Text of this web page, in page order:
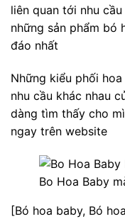
liên quan tới nhu
những sản phẩm bó
đáo nhất
Những kiểu phối
nhu cầu khác nhau
dàng tìm thấy cho
ngay trên website
Bo Hoa Baby
[Bó hoa baby, Bó